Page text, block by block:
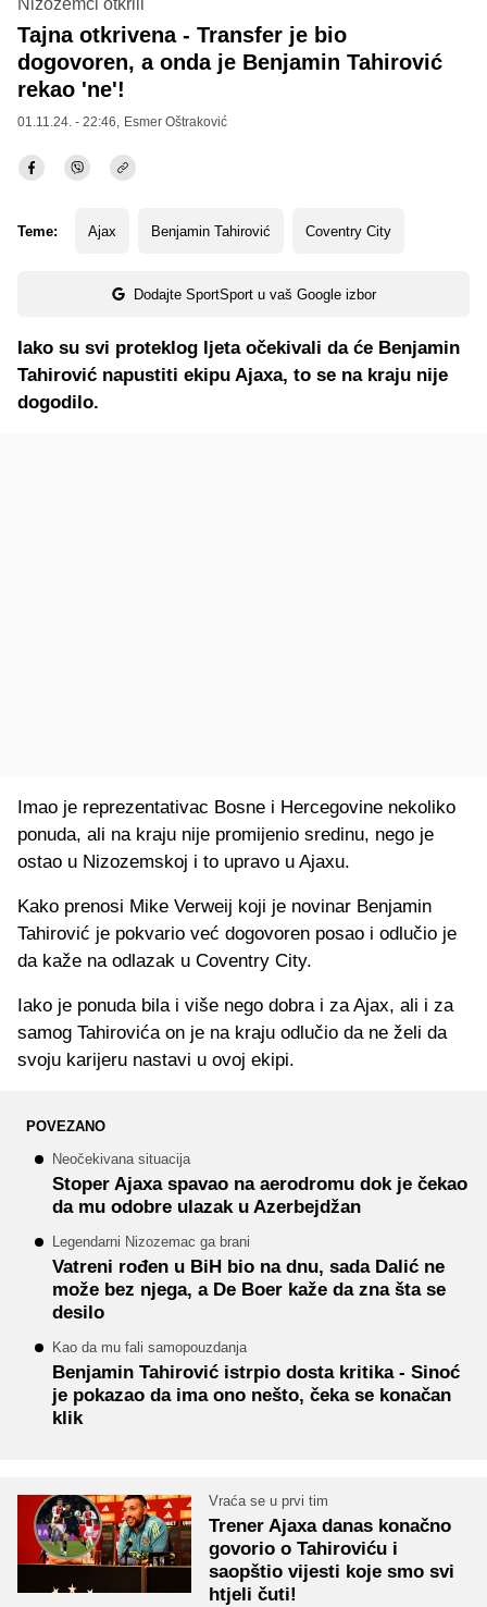
Nizozemci otkrili
Tajna otkrivena - Transfer je bio
dogovoren, a onda je Benjamin Tahirović
rekao 'ne'!
01.11.24. - 22:46, Esmer Oštraković
Teme: Ajax Benjamin Tahirović Coventry City
Dodajte SportSport u vaš Google izbor
Iako su svi proteklog ljeta očekivali da će Benjamin
Tahirović napustiti ekipu Ajaxa, to se na kraju nije
dogodilo.
Imao je reprezentativac Bosne i Hercegovine nekoliko
ponuda, ali na kraju nije promijenio sredinu, nego je
ostao u Nizozemskoj i to upravo u Ajaxu.
Kako prenosi Mike Verweij koji je novinar Benjamin
Tahirović je pokvario već dogovoren posao i odlučio je
da kaže na odlazak u Coventry City.
Iako je ponuda bila i više nego dobra i za Ajax, ali i za
samog Tahirovića on je na kraju odlučio da ne želi da
svoju karijeru nastavi u ovoj ekipi.
POVEZANO
Neočekivana situacija
Stoper Ajaxa spavao na aerodromu dok je čekao
da mu odobre ulazak u Azerbejdžan
Legendarni Nizozemac ga brani
Vatreni rođen u BiH bio na dnu, sada Dalić ne
može bez njega, a De Boer kaže da zna šta se
desilo
Kao da mu fali samopouzdanja
Benjamin Tahirović istrpio dosta kritika - Sinoć
je pokazao da ima ono nešto, čeka se konačan
klik
Vraća se u prvi tim
Trener Ajaxa danas konačno
govorio o Tahiroviću i
saopštio vijesti koje smo svi
htjeli čuti!